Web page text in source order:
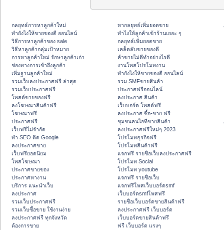
กลยุทธ์การหาลูกค้าใหม่
ทํายังไงให้ขายของดี ออนไลน์
วิธีการหาลูกค้าของ sale
วิธีหาลูกค้ากลุ่มเป้าหมาย
การหาลูกค้าใหม่ รักษาลูกค้าเก่า
ช่องทางการเข้าถึงลูกค้า
เพิ่มฐานลูกค้าใหม่
รวมเว็บลงประกาศฟรี ล่าสุด
รวมเว็บประกาศฟรี
โพสต์ขายของฟรี
ลงโฆษณาสินค้าฟรี
โฆษณาฟรี
ประกาศฟรี
เว็บฟรีไม่จำกัด
ทำ SEO ติด Google
ลงประกาศขาย
เว็บฟรียอดนิยม
โพสโฆษณา
ประกาศขายของ
ประกาศหางาน
บริการ แนะนำเว็บ
ลงประกาศ
รวมเว็บประกาศฟรี
รวมเว็บซื้อขาย ใช้งานง่าย
ลงประกาศฟรี ทุกจังหวัด
ต้องการขาย
หากลยุทธ์เพิ่มยอดขาย
ทําไงให้ลูกค้าเข้าร้านเยอะ ๆ
กลยุทธ์เพิ่มยอดขาย
เคล็ดลับขายของดี
ค้าขายไม่ดีทำอย่างไรดี
งานโพสโปรโมทงาน
ทํายังไงให้ขายของดี ออนไลน์
รวม SMFขายสินค้า
ประกาศฟรีออนไลน์
ลงประกาศ สินค้า
เว็บบอร์ด โพสต์ฟรี
ลงประกาศ ซื้อ-ขาย ฟรี
ชุมชนคนไอทีขายสินค้า
ลงประกาศฟรีใหม่ๆ 2023
โปรโมทธุรกิจฟรี
โปรโมทสินค้าฟรี
แจกฟรี รายชื่อเว็บลงประกาศฟรี
โปรโมท Social
โปรโมท youtube
แจกฟรี รายชื่อเว็บ
แจกฟรีโพสเว็บบอร์ดsmf
เว็บบอร์ดsmfโพสฟรี
รายชื่อเว็บบอร์ดขายสินค้าฟรี
ลงประกาศฟรี เว็บบอร์ด
เว็บบอร์ดขายสินค้าฟรี
ฟรี เว็บบอร์ด แรงๆ